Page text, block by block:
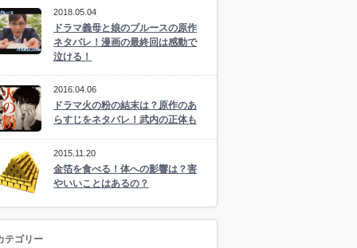
2018.05.04
ドラマ義母と娘のブルースの原作
ネタバレ！漫画の最終回は感動で
泣ける！
2016.04.06
ドラマ火の粉の結末は？原作のあ
らすじをネタバレ！武内の正体も
2015.11.20
金箔を食べる！体への影響は？害
やいいことはあるの？
テゴリー